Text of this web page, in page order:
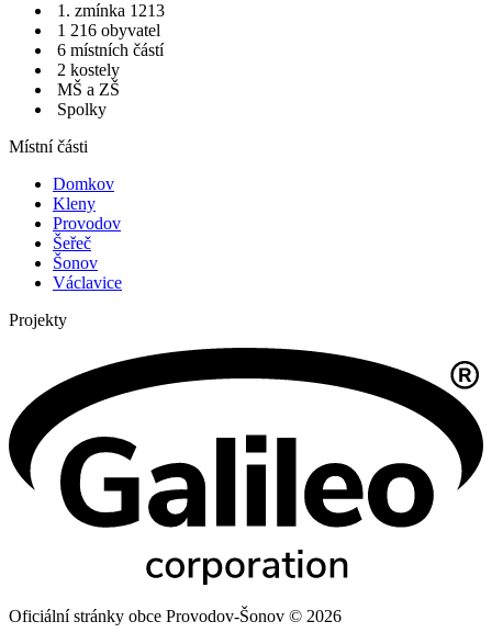
1. zmínka 1213
1 216 obyvatel
6 místních částí
2 kostely
MŠ a ZŠ
Spolky
Místní části
Domkov
Kleny
Provodov
Šeřeč
Šonov
Václavice
Projekty
Oficiální stránky obce Provodov-Šonov © 2026